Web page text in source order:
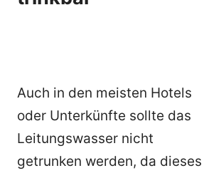
Auch in den meisten Hotels
oder Unterkünfte sollte das
Leitungswasser nicht
getrunken werden, da dieses